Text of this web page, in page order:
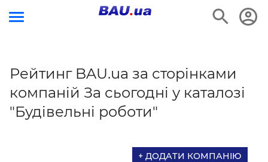
Рейтинг BAU.ua за сторінками
компаній За сьогодні у каталозі
"Будівельні роботи"
+ ДОДАТИ КОМПАНІЮ